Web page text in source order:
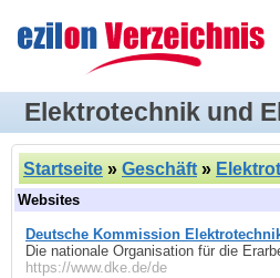
Elektrotechnik und
Startseite » Geschäft»
Websites
Deutsche Kommission
Die nationale Organisation für die
https://www.dke.de/de